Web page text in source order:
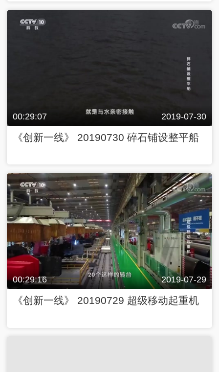
00:29:07 2019-07-30
《创新一线》 20190730 碎石铺设整平船
00:29:16 2019-07-29
《创新一线》 20190729 超级移动起重机